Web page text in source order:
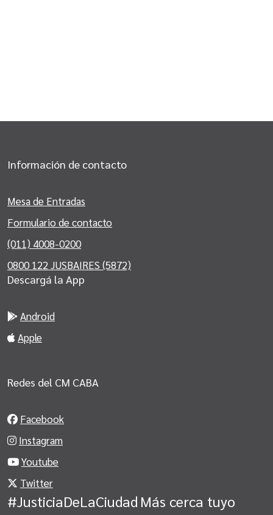
Información de contacto
Mesa de Entradas
Formulario de contacto
(011) 4008-0200
0800 122 JUSBAIRES (5872)
Descargá la App
Android
Apple
Redes del CM CABA
Facebook
Instagram
Youtube
Twitter
#JusticiaDeLaCiudad Más cerca tuyo